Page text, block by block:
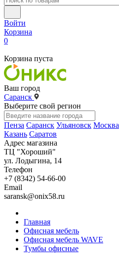
Войти
Корзина
0
Корзина пуста
Ваш город
Саранск
Выберите свой регион
Пенза Саранск Ульяновск Москва
Казань Саратов
Адрес магазина
ТЦ "Хороший"
ул. Лодыгина, 14
Телефон
+7 (8342) 54-66-00
Email
saransk@onix58.ru
Главная
Офисная мебель
Офисная мебель WAVE
Тумбы офисные